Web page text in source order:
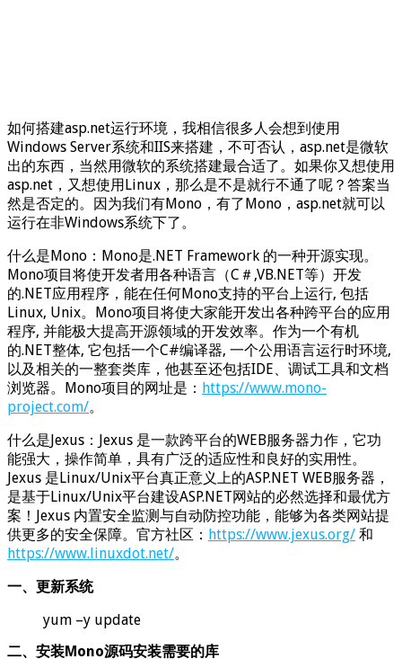
如何搭建asp.net运行环境，我相信很多人会想到使用
Windows Server系统和IIS来搭建，不可否认，asp.net是微软
出的东西，当然用微软的系统搭建最合适了。如果你又想使用
asp.net，又想使用Linux，那么是不是就行不通了呢？答案当
然是否定的。因为我们有Mono，有了Mono，asp.net就可以
运行在非Windows系统下了。
什么是Mono：Mono是.NET Framework 的一种开源实现。
Mono项目将使开发者用各种语言（C＃,VB.NET等）开发
的.NET应用程序，能在任何Mono支持的平台上运行, 包括
Linux, Unix。Mono项目将使大家能开发出各种跨平台的应用
程序, 并能极大提高开源领域的开发效率。作为一个有机
的.NET整体, 它包括一个C#编译器, 一个公用语言运行时环境,
以及相关的一整套类库，他甚至还包括IDE、调试工具和文档
浏览器。Mono项目的网址是： https://www.mono-
project.com/。
什么是Jexus：Jexus 是一款跨平台的WEB服务器力作，它功
能强大，操作简单，具有广泛的适应性和良好的实用性。
Jexus 是Linux/Unix平台真正意义上的ASP.NET WEB服务器，
是基于Linux/Unix平台建设ASP.NET网站的必然选择和最优方
案！Jexus 内置安全监测与自动防控功能，能够为各类网站提
供更多的安全保障。官方社区： https://www.jexus.org/ 和
https://www.linuxdot.net/。
一、更新系统
yum –y update
二、安装Mono源码安装需要的库